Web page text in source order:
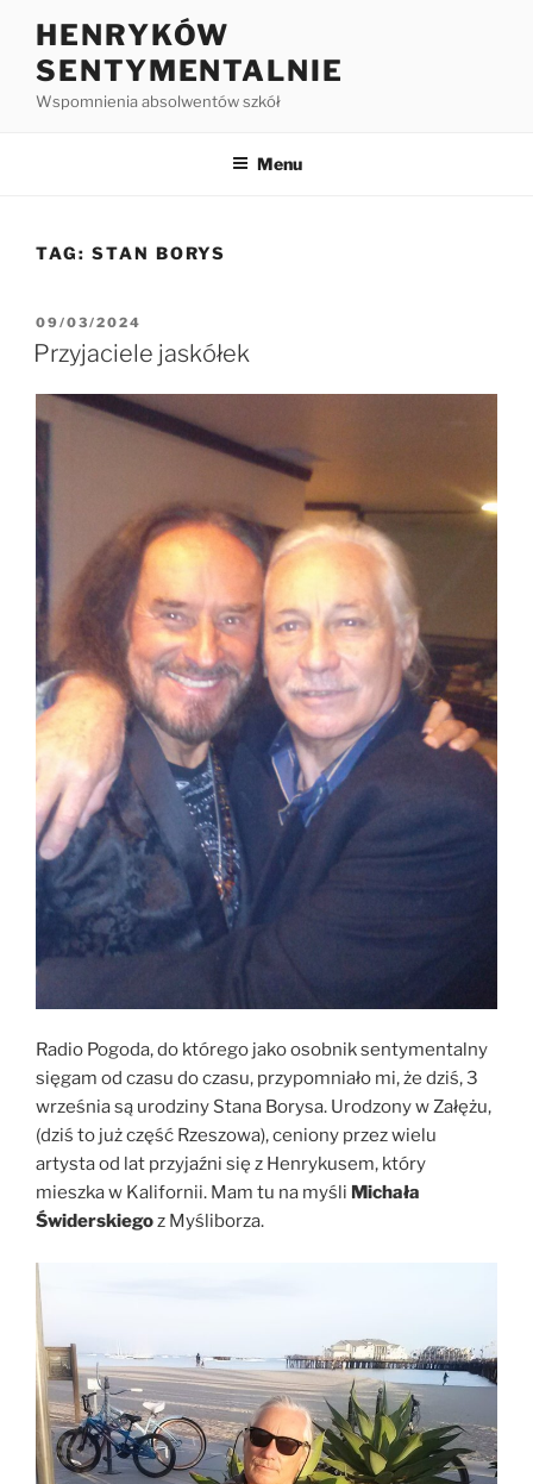
HENRYKÓW
SENTYMENTALNIE
Wspomnienia absolwentów szkół
Menu
TAG: STAN BORYS
09/03/2024
Przyjaciele jaskółek
Radio Pogoda, do którego jako osobnik sentymentalny
sięgam od czasu do czasu, przypomniało mi, że dziś, 3
września są urodziny Stana Borysa. Urodzony w Załężu,
(dziś to już część Rzeszowa), ceniony przez wielu
artysta od lat przyjaźni się z Henrykusem, który
mieszka w Kalifornii. Mam tu na myśli Michała
Świderskiegoz Myśliborza.